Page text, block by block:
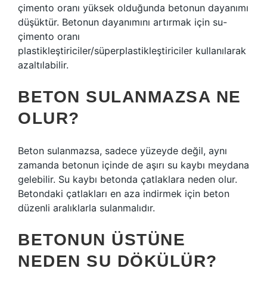
çimento oranı yüksek olduğunda betonun dayanımı
düşüktür. Betonun dayanımını artırmak için su-
çimento oranı
plastikleştiriciler/süperplastikleştiriciler kullanılarak
azaltılabilir.
BETON SULANMAZSA NE
OLUR?
Beton sulanmazsa, sadece yüzeyde değil, aynı
zamanda betonun içinde de aşırı su kaybı meydana
gelebilir. Su kaybı betonda çatlaklara neden olur.
Betondaki çatlakları en aza indirmek için beton
düzenli aralıklarla sulanmalıdır.
BETONUN ÜSTÜNE
NEDEN SU DÖKÜLÜR?